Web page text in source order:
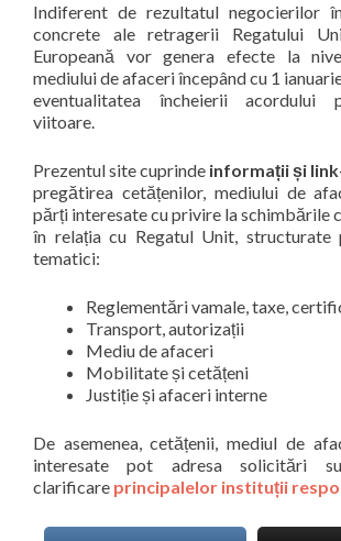
Indiferent de rezultatul negocierilor
concrete ale retragerii Regatului
Europeană vor genera efecte la
mediului de afaceri începând cu 1
eventualitatea încheierii acordului
viitoare.
Prezentul site cuprinde informații și
pregătirea cetățenilor, mediului de
părți interesate cu privire la schimbările
în relația cu Regatul Unit, structurate
tematici:
Reglementări vamale, taxe,
Transport, autorizații
Mediu de afaceri
Mobilitate și cetățeni
Justiție și afaceri interne
De asemenea, cetățenii, mediul de
interesate pot adresa solicitări
clarificare principalelor instituții